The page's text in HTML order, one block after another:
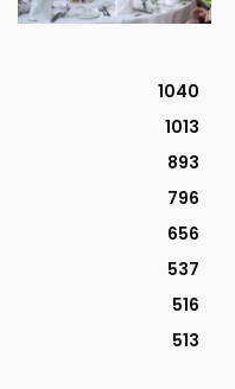
1040
1013
893
796
656
537
516
513